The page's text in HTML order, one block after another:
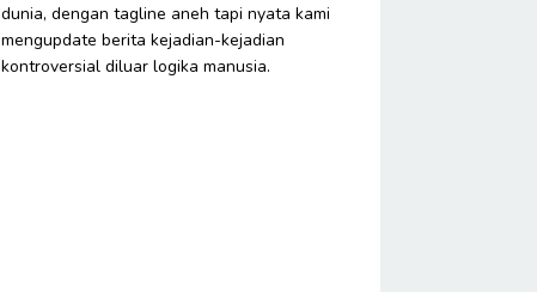
dunia, dengan tagline aneh tapi nyata kami
mengupdate berita kejadian-kejadian
kontroversial diluar logika manusia.